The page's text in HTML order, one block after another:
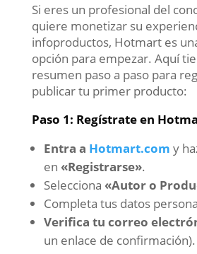
Si eres un profesional del
quiere monetizar su
infoproductos, Hotmart es
opción para empezar. Aquí
resumen paso a paso para
publicar tu primer producto:
Paso 1: Regístrate en
Entra a Hotmart.com y
en «Registrarse».
Selecciona «Autor o
Completa tus datos
Verifica tu correo
un enlace de confirmación).